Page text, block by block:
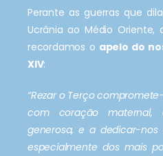
Perante as guerras que
Ucrânia ao Médio Oriente,
recordamos o apelo do
XIV:
“Rezar o Terço
com coração
generosa, e a dedicar-
especialmente dos mais